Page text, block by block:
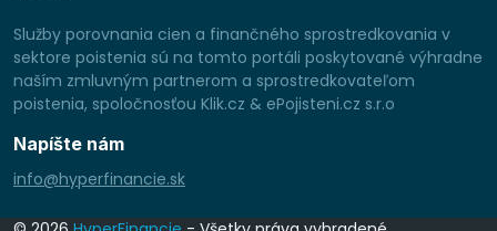
Služby porovnania cien a finančného sprostredkovania v
sektore poistenia sú na tomto portáli poskytované výhradne
naším zmluvným partnerom a sprostredkovateľom
poistenia, spoločnosťou Klik.cz & ePojisteni.cz s.r.o
Napíšte nám
info@hyperfinancie.sk